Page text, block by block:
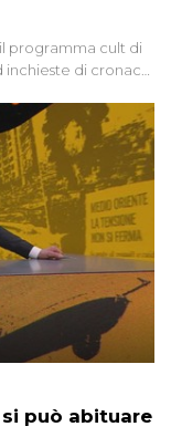
programma cult di
inchieste di cronaca
può abituare